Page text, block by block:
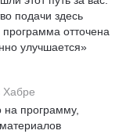
подачи здесь
программа отточена
улучшается»
Хабре
на программу,